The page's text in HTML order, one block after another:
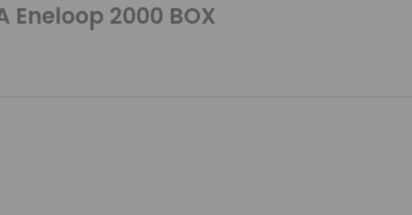
Eneloop 2000 BOX